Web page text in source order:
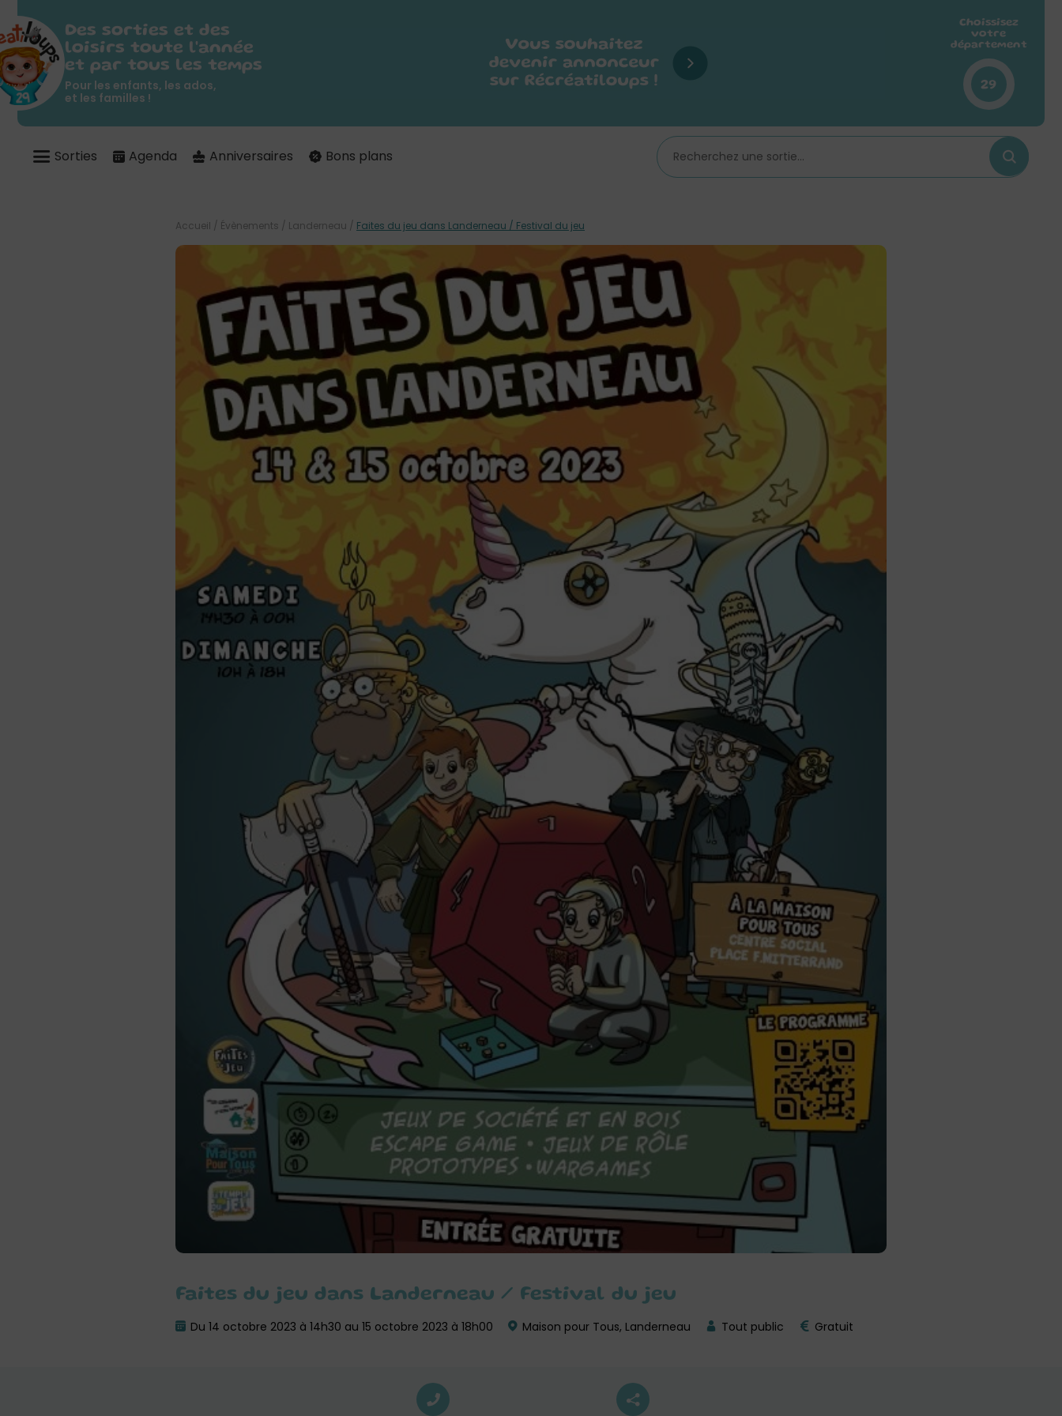
Des sorties et des
loisirs toute l'année
et par tous les temps
Pour les enfants, les ados,
et les familles !
Choissisez
votre
département
29
Sorties Agenda Anniversaires Bons plans
Faites du jeu dans Landerneau / Festival du jeu
Du 14 octobre 2023 à 14h30 au 15 octobre 2023 à 18h00 Maison pour Tous, Landerneau Tout public Gratuit
Accueil / Évènements / Landerneau / Faites du jeu dans Landerneau / Festival du jeu